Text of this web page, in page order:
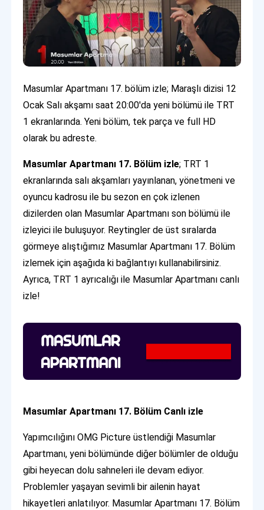
Masumlar Apartmanı 17. bölüm izle; Maraşlı dizisi 12
Ocak Salı akşamı saat 20:00'da yeni bölümü ile TRT
1 ekranlarında. Yeni bölüm, tek parça ve full HD
olarak bu adreste.
Masumlar Apartmanı 17. Bölüm izle; TRT 1
ekranlarında salı akşamları yayınlanan, yönetmeni ve
oyuncu kadrosu ile bu sezon en çok izlenen
dizilerden olan Masumlar Apartmanı son bölümü ile
izleyici ile buluşuyor. Reytingler de üst sıralarda
görmeye alıştığımız Masumlar Apartmanı 17. Bölüm
izlemek için aşağıda ki bağlantıyı kullanabilirsiniz.
Ayrıca, TRT 1 ayrıcalığı ile Masumlar Apartmanı canlı
izle!
Masumlar Apartmanı 17. Bölüm Canlı izle
Yapımcılığını OMG Picture üstlendiği Masumlar
Apartmanı, yeni bölümünde diğer bölümler de olduğu
gibi heyecan dolu sahneleri ile devam ediyor.
Problemler yaşayan sevimli bir ailenin hayat
hikayetleri anlatılıyor. Masumlar Apartmanı 17. Bölüm